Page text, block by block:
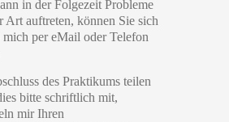
in der Folgezeit Probleme
Art auftreten, können Sie sich
mich per eMail oder Telefon
des Praktikums teilen
bitte schriftlich mit,
mir Ihren